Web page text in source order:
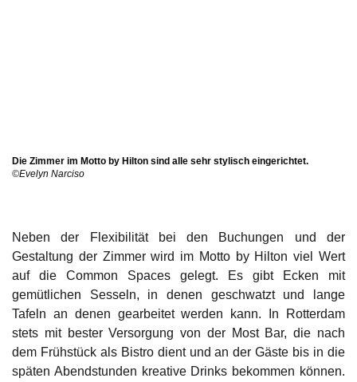
Die Zimmer im Motto by Hilton sind alle sehr stylisch eingerichtet.
©Evelyn Narciso
Neben der Flexibilität bei den Buchungen und der
Gestaltung der Zimmer wird im Motto by Hilton viel Wert
auf die Common Spaces gelegt. Es gibt Ecken mit
gemütlichen Sesseln, in denen geschwatzt und lange
Tafeln an denen gearbeitet werden kann. In Rotterdam
stets mit bester Versorgung von der Most Bar, die nach
dem Frühstück als Bistro dient und an der Gäste bis in die
späten Abendstunden kreative Drinks bekommen können.